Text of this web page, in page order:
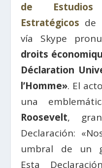
de
Estratégicos de
vía Skype
droits
Déclaration
l’Homme». El
una
Roosevelt,
Declaración:
umbral de un
Esta